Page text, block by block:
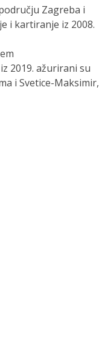
Zagreba i
i kartiranje iz 2008.
2019. ažurirani su
i Svetice-Maksimir,